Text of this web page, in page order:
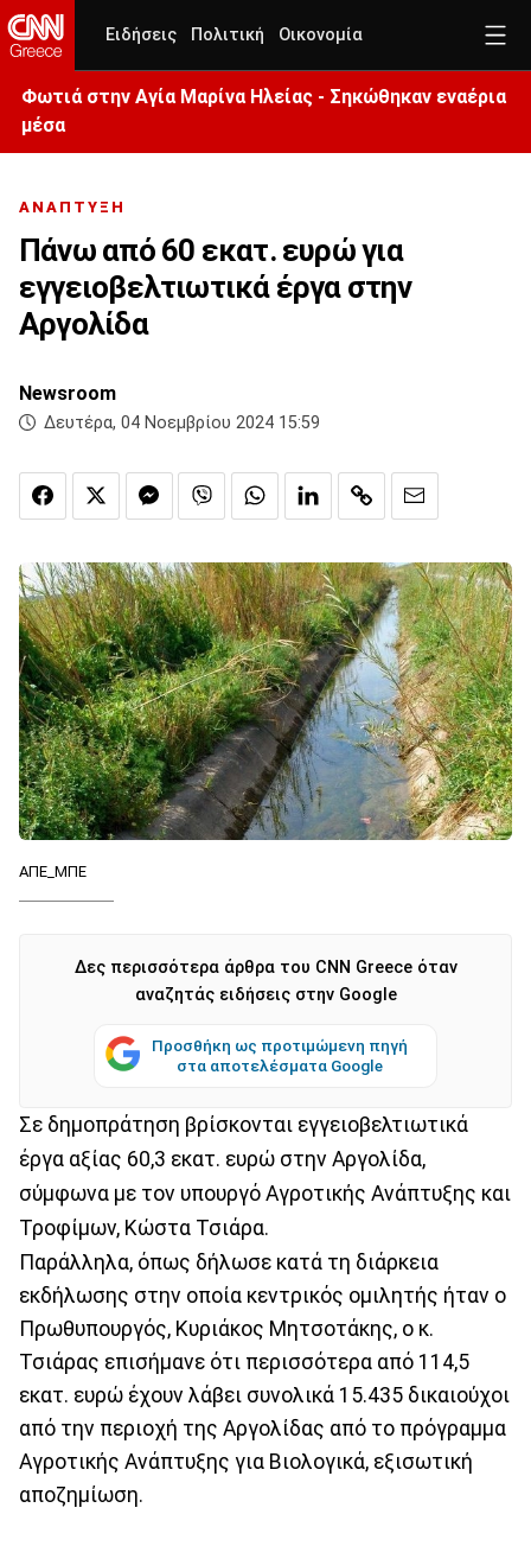
Ειδήσεις Πολιτική Οικονομία
Φωτιά στην Aγία Μαρίνα Ηλείας - Σηκώθηκαν εναέρια
μέσα
ΑΝΑΠΤΥΞΗ
Πάνω από 60 εκατ. ευρώ για
εγγειοβελτιωτικά έργα στην
Αργολίδα
Newsroom
Δευτέρα, 04 Νοεμβρίου 2024 15:59
ΑΠΕ_ΜΠΕ
Δες περισσότερα άρθρα του CNN Greece όταν
αναζητάς ειδήσεις στην Google
Προσθήκη ως προτιμώμενη πηγή
στα αποτελέσματα Google
Σε δημοπράτηση βρίσκονται εγγειοβελτιωτικά
έργα αξίας 60,3 εκατ. ευρώ στην Αργολίδα,
σύμφωνα με τον υπουργό Αγροτικής Ανάπτυξης και
Τροφίμων, Κώστα Τσιάρα.
Παράλληλα, όπως δήλωσε κατά τη διάρκεια
εκδήλωσης στην οποία κεντρικός ομιλητής ήταν ο
Πρωθυπουργός, Κυριάκος Μητσοτάκης, ο κ.
Τσιάρας επισήμανε ότι περισσότερα από 114,5
εκατ. ευρώ έχουν λάβει συνολικά 15.435 δικαιούχοι
από την περιοχή της Αργολίδας από το πρόγραμμα
Αγροτικής Ανάπτυξης για Βιολογικά, εξισωτική
αποζημίωση.